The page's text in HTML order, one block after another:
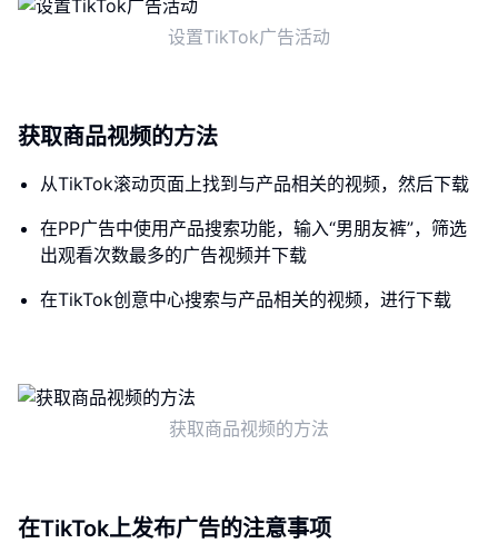
设置TikTok广告活动
获取商品视频的方法
从TikTok滚动页面上找到与产品相关的视频，然后下载
在PP广告中使用产品搜索功能，输入“男朋友裤”，筛选
出观看次数最多的广告视频并下载
在TikTok创意中心搜索与产品相关的视频，进行下载
获取商品视频的方法
在TikTok上发布广告的注意事项